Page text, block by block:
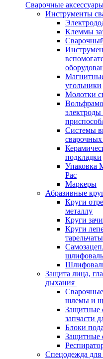
Сварочные
Инструменты
Клеммы
угольники
Молотки
электроды
Системы
подкладки
Упаковка
Pac
Маркеры
Абразивные
Круги
металлу
Круги
Круги
Защита лица,
дыхания
шлемы и
Защитные
запчасти
Блоки
Защитные
Спецодежда для